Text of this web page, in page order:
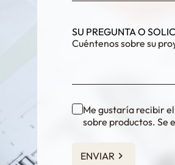
SU PREGUNTA O
Me gustaría recibir
sobre productos. Se
ENVIAR